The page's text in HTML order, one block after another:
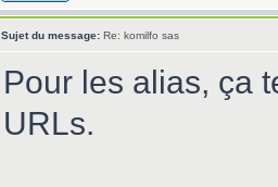
Sujet du message: Re: komilfo sas
Pour les alias, ça
URLs.